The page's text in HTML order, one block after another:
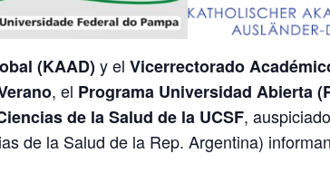
(KAAD)y el Vicerrectorado
, el Programa Universidad Abierta
de la Salud de la UCSF,
de la Salud de la Rep. Argentina)